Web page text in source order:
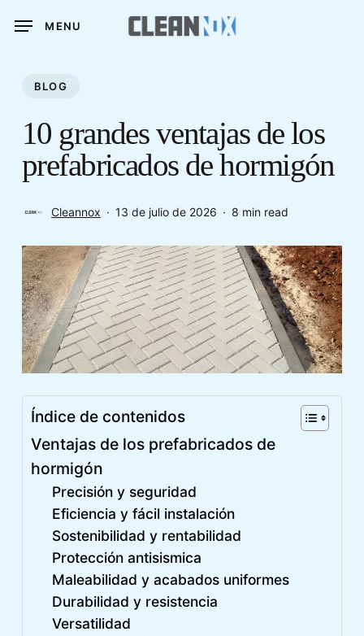
content
MENU
BLOG
10 grandes ventajas de los
prefabricados de hormigón
Cleannox 13 de julio de 2026 8 min read
Índice de contenidos
Ventajas de los prefabricados de
hormigón
Precisión y seguridad
Eficiencia y fácil instalación
Sostenibilidad y rentabilidad
Protección antisismica
Maleabilidad y acabados uniformes
Durabilidad y resistencia
Versatilidad